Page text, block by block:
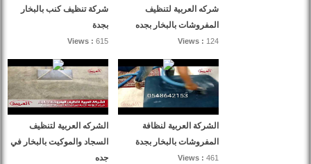
شركة تنظيف كنب بالبخار
بجدة
Views : 615
شركه العربية لتنظيف
المفروشات بالبخار بجده
Views : 124
الشركه العربية لتنظيف
السجاد والموكيت بالبخار في
جده
الشركة العربية لنظافة
المفروشات بالبخار بجدة
Views : 461